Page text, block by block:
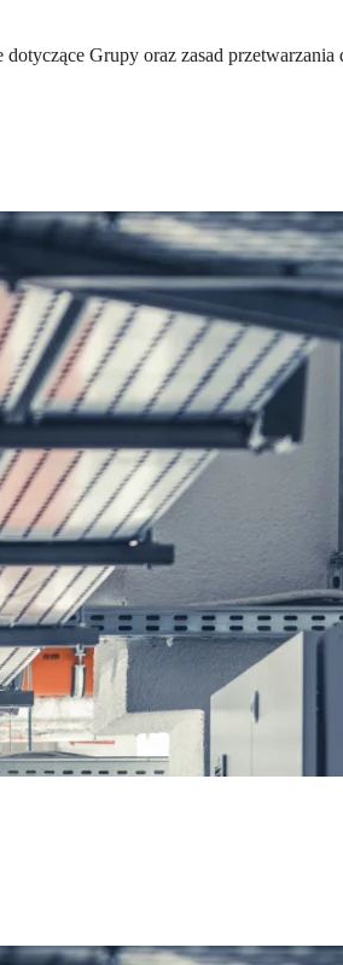
Grupy oraz zasad przetwarzania